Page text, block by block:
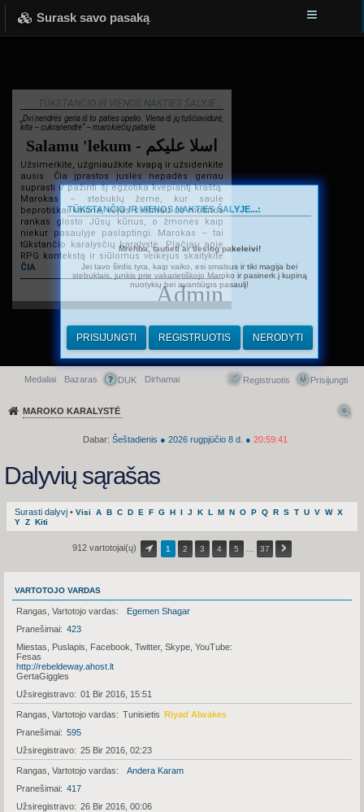
Surask savo pasaką
TŪKSTANČIO IR VIENOS NAKTIES ŠALYJE...
„Dvi nendrės geria iš to paties upelio. Viena iš jų tuščiavidurė,
kita – cukranendrė“ – marokiečių patarlė.
Salamu 'lekum - اسلا عليكم
Užsimerkite, užgniaužkite kvapą ir užsidenkite
ausis. Čia įprastos juslės nepadės geriau
suprasti ir pažinti šį egzotika kvepiantį kraštą.
Marokas – stebuklų žemė, kur saulė
beprotiškai kaitina, vėjas švelniau už motinos
rankas glosto Jūsų kūnus, o žmonės kaip
niekur pasaulyje paslaptingi. Marokas – tai
tūkstančio karalysčių karalystė. Plačiau apie
RPG kontekstą ir siūlomus veikėjus skaitykite
ČIA.
Admin
Greitasis meniu
Medaliai Bazaras DUK Dirhamai Prisijungti
Registruotis
MAROKO KARALYSTĖ
Dabar: Šeštadienis ● 2026 rugpjūčio 8 d. ● 20:59:41
TŪKSTANČIO IR VIENOS NAKTIES ŠALYJE...:
Mrehba, tautieti ar tiesiog pakeleivi!
Jei tavo širdis tyra, kaip vaiko, esi smalsus ir tiki magija bei
stebuklais, junkis prie vakarietiškojo Maroko ir pasinerk į kupiną
nuotykių bei avantiūros pasaulį!
PRISIJUNGTI REGISTRUOTIS NERODYTI
Dalyvių sąrašas
Surasti dalyvį • Visi A B C D E F G H I J K L M N O P Q R S T U V W X
Y Z Kiti
912 vartotojai(ų) 1 2 3 4 5 37
VARTOTOJO VARDAS
Rangas, Vartotojo vardas
Egemen Shagar
Pranešimai
423
Miestas, Puslapis, Facebook, Twitter, Skype, YouTube
Fesas
http://rebeldeway.ahost.lt
GertaGiggles
Užsiregistravo
01 Bir 2016, 15:51
Rangas, Vartotojo vardas Tunisietis Riyad Alwakes
Pranešimai
595
Užsiregistravo
25 Bir 2016, 02:23
Rangas, Vartotojo vardas
Andera Karam
Pranešimai
417
Užsiregistravo
26 Bir 2016, 00:06